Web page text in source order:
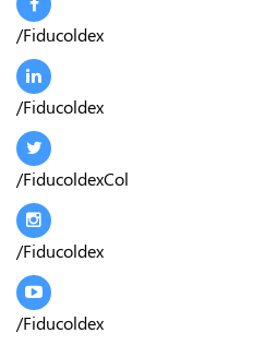
/Fiducoldex
/Fiducoldex
/FiducoldexCol
/Fiducoldex
/Fiducoldex